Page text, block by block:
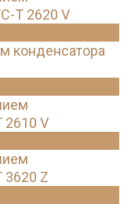
T 2620 V
конденсатора
2610 V
3620 Z